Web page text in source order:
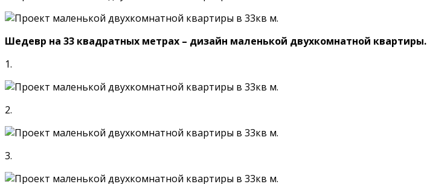
Шедевр на 33 квадратных метрах – дизайн маленькой двухкомнатной квартиры.
1.
2.
3.